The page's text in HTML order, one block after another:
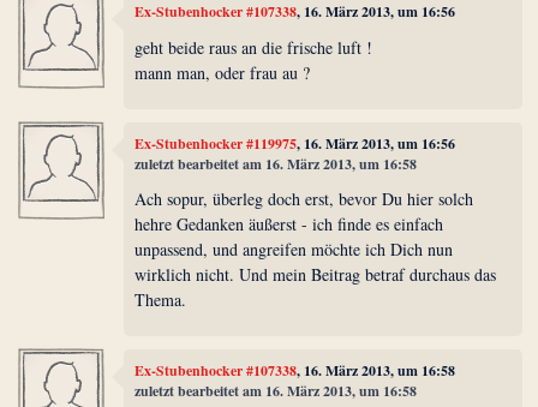
Ex-Stubenhocker #107338, 16. März 2013, um 16:56
geht beide raus an die frische luft !
mann man, oder frau au ?
Ex-Stubenhocker #119975, 16. März 2013, um 16:56
zuletzt bearbeitet am 16. März 2013, um 16:58
Ach sopur, überleg doch erst, bevor Du hier solch
hehre Gedanken äußerst - ich finde es einfach
unpassend, und angreifen möchte ich Dich nun
wirklich nicht. Und mein Beitrag betraf durchaus das
Thema.
Ex-Stubenhocker #107338, 16. März 2013, um 16:58
zuletzt bearbeitet am 16. März 2013, um 16:58